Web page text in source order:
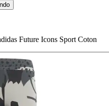
Future Icons Sport Coton